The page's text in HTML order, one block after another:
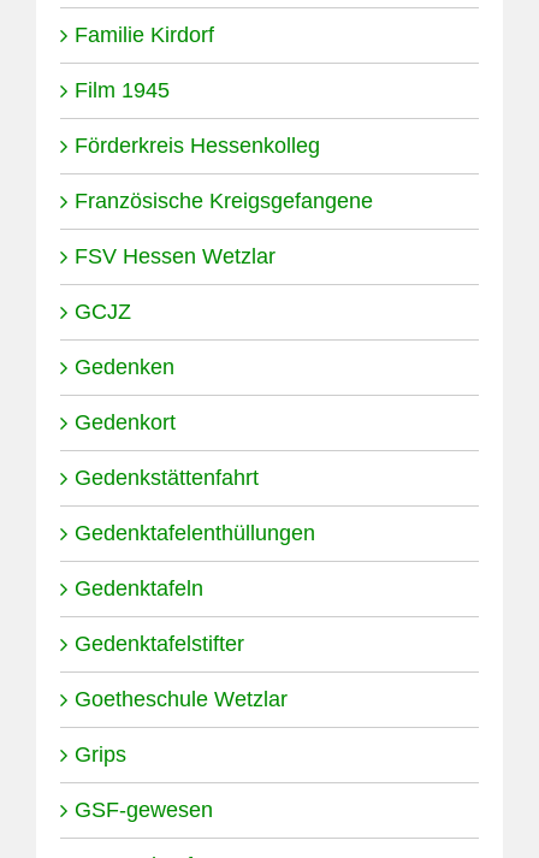
Familie Kirdorf
Film 1945
Förderkreis Hessenkolleg
Französische Kreigsgefangene
FSV Hessen Wetzlar
GCJZ
Gedenken
Gedenkort
Gedenkstättenfahrt
Gedenktafelenthüllungen
Gedenktafeln
Gedenktafelstifter
Goetheschule Wetzlar
Grips
GSF-gewesen